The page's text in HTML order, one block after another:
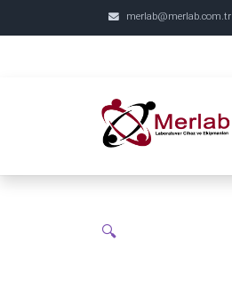
merlab@merlab.com.tr
🔍